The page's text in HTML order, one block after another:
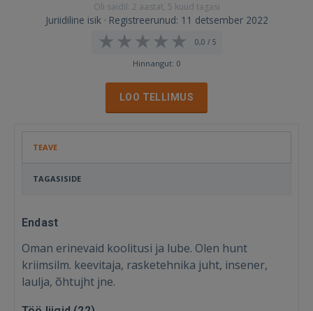
Oli saidil: 2 aastat, 5 kuud tagasi
Juriidiline isik · Registreerunud: 11 detsember 2022
0,0 / 5
Hinnangut: 0
LOO TELLIMUS
TEAVE
TAGASISIDE
Endast
Oman erinevaid koolitusi ja lube. Olen hunt
kriimsilm. keevitaja, rasketehnika juht, insener,
laulja, õhtujht jne.